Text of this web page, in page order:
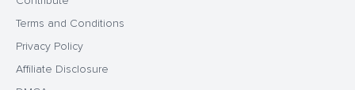
Terms and Conditions
Privacy Policy
Affiliate Disclosure